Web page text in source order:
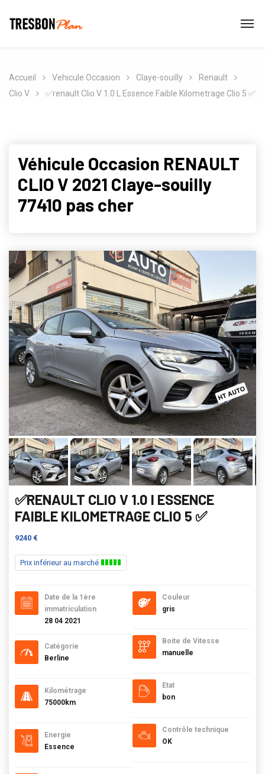
Accueil Vehicule Occasion Claye-souilly
Renault
Clio V
✅renault Clio V 1.0 L Essence Faible Kilometrage Clio 5 ✅
Véhicule Occasion RENAULT
CLIO V 2021 Claye-souilly
77410 pas cher
✅RENAULT CLIO V 1.0 l ESSENCE
FAIBLE KILOMETRAGE CLIO 5 ✅
9240 €
Prix inférieur au marché
Date de la 1ère
immatriculation
28 04 2021
Catégorie
Berline
Kilométrage
75000km
Energie
Essence
Couleur
gris
Boite de Vitesse
manuelle
Etat
bon
Contrôle technique
OK